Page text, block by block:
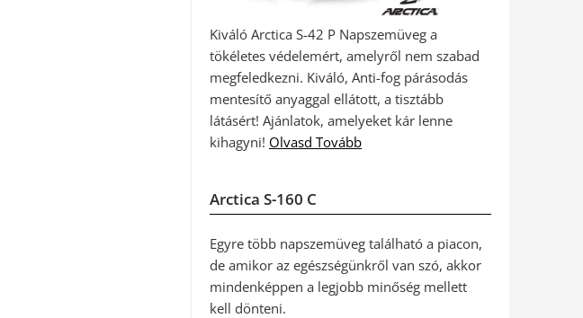
Kiváló Arctica S-42 P Napszemüveg a
tökéletes védelemért, amelyről nem szabad
megfeledkezni. Kiváló, Anti-fog párásodás
mentesítő anyaggal ellátott, a tisztább
látásért! Ajánlatok, amelyeket kár lenne
kihagyni! Olvasd Tovább
Arctica S-160 C
Egyre több napszemüveg található a piacon,
de amikor az egészségünkről van szó, akkor
mindenképpen a legjobb minőség mellett
kell dönteni.